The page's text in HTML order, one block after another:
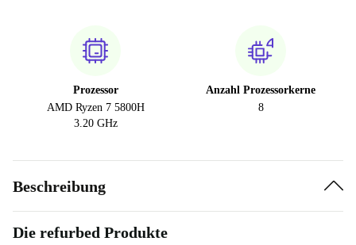
Prozessor
AMD Ryzen 7 5800H
3.20 GHz
Anzahl Prozessorkerne
8
Beschreibung
Die refurbed Produkte